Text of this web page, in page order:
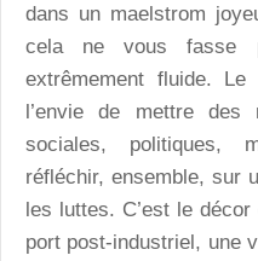
dans un maelstrom
cela ne vous fasse
extrêmement fluide.
l’envie de mettre des
sociales, politiques,
réfléchir, ensemble, sur
les luttes. C’est le décor
port post-industriel, une